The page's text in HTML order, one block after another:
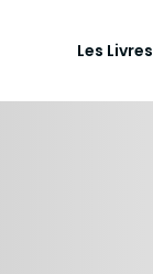
Les Livres